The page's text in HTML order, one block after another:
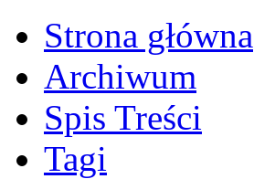
Strona główna
Archiwum
Spis Treści
Tagi